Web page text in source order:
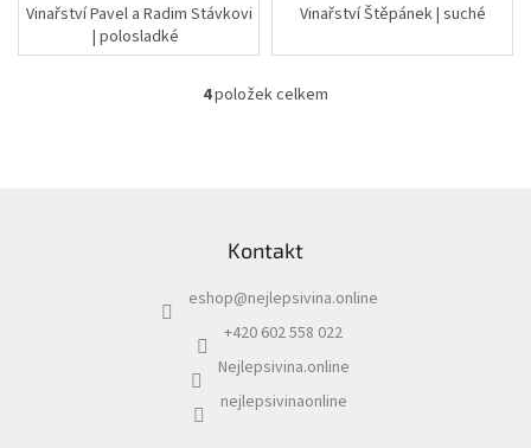
Vinařství Pavel a Radim Stávkovi
| polosladké
Vinařství Štěpánek | suché
O
c
í
r
v
y
v
4položek celkem
Kontakt
eshop@nejlepsivina.online
+420 602 558 022
Nejlepsivina.online
nejlepsivinaonline